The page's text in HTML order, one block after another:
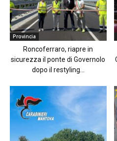
Provincia
Roncoferraro, riapre in
sicurezza il ponte di Governolo
dopo il restyling...